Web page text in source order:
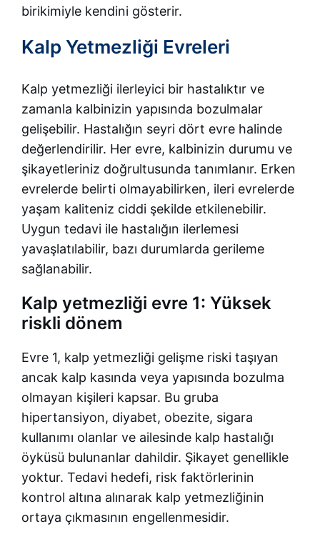
birikimiyle kendini gösterir.
Kalp Yetmezliği Evreleri
Kalp yetmezliği ilerleyici bir hastalıktır ve
zamanla kalbinizin yapısında bozulmalar
gelişebilir. Hastalığın seyri dört evre halinde
değerlendirilir. Her evre, kalbinizin durumu ve
şikayetleriniz doğrultusunda tanımlanır. Erken
evrelerde belirti olmayabilirken, ileri evrelerde
yaşam kaliteniz ciddi şekilde etkilenebilir.
Uygun tedavi ile hastalığın ilerlemesi
yavaşlatılabilir, bazı durumlarda gerileme
sağlanabilir.
Kalp yetmezliği evre 1: Yüksek
riskli dönem
Evre 1, kalp yetmezliği gelişme riski taşıyan
ancak kalp kasında veya yapısında bozulma
olmayan kişileri kapsar. Bu gruba
hipertansiyon, diyabet, obezite, sigara
kullanımı olanlar ve ailesinde kalp hastalığı
öyküsü bulunanlar dahildir. Şikayet genellikle
yoktur. Tedavi hedefi, risk faktörlerinin
kontrol altına alınarak kalp yetmezliğinin
ortaya çıkmasının engellenmesidir.